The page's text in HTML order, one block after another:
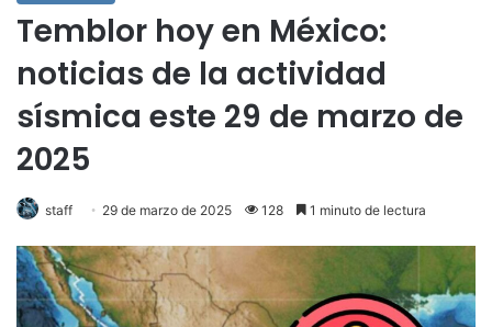
Temblor hoy en México:
noticias de la actividad
sísmica este 29 de marzo de
2025
staff 29 de marzo de 2025 128 1 minuto de lectura